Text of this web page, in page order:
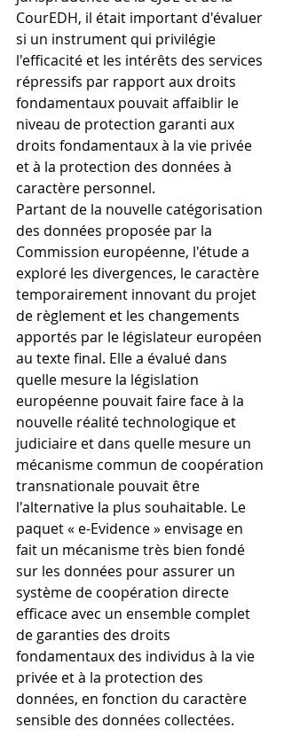
CourEDH, il était important d'évaluer
si un instrument qui privilégie
l'efficacité et les intérêts des services
répressifs par rapport aux droits
fondamentaux pouvait affaiblir le
niveau de protection garanti aux
droits fondamentaux à la vie privée
et à la protection des données à
caractère personnel.
Partant de la nouvelle catégorisation
des données proposée par la
Commission européenne, l'étude a
exploré les divergences, le caractère
temporairement innovant du projet
de règlement et les changements
apportés par le législateur européen
au texte final. Elle a évalué dans
quelle mesure la législation
européenne pouvait faire face à la
nouvelle réalité technologique et
judiciaire et dans quelle mesure un
mécanisme commun de coopération
transnationale pouvait être
l'alternative la plus souhaitable. Le
paquet « e-Evidence » envisage en
fait un mécanisme très bien fondé
sur les données pour assurer un
système de coopération directe
efficace avec un ensemble complet
de garanties des droits
fondamentaux des individus à la vie
privée et à la protection des
données, en fonction du caractère
sensible des données collectées.